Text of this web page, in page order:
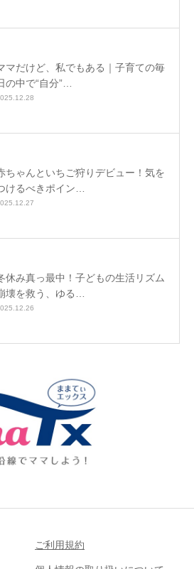
マだけど、私でもある｜子育ての毎
の中で“自分”…
ちゃんといちご狩りデビュー！気を
けるべきポイン…
休み真っ最中！子どもの生活リズム
壊を救う、ゆる…
ご利用規約